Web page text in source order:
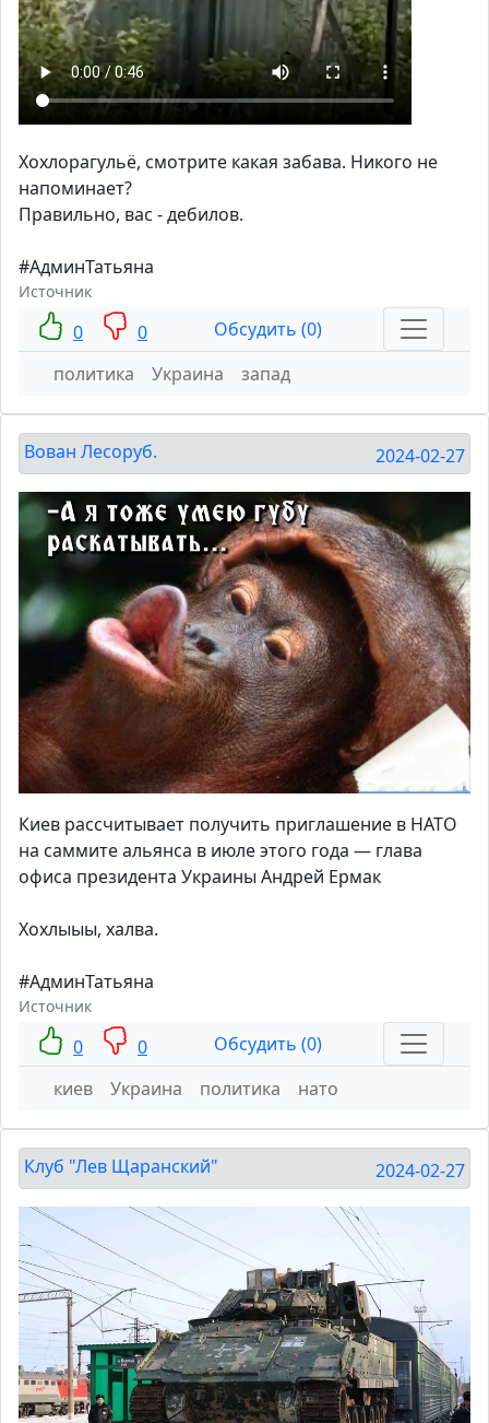
Хохлорагульё, смотрите какая забава. Никого не
напоминает?
Правильно, вас - дебилов.
#АдминТатьяна
Источник
0 0
Обсудить (0)
политика
Украина запад
Вован Лесоруб. 2024-02-27
Киев рассчитывает получить приглашение в НАТО
на саммите альянса в июле этого года — глава
офиса президента Украины Андрей Ермак
Хохлыыы, халва.
#АдминТатьяна
Источник
0 0
Обсудить (0)
киев
Украина политика нато
Клуб "Лев Щаранский" 2024-02-27